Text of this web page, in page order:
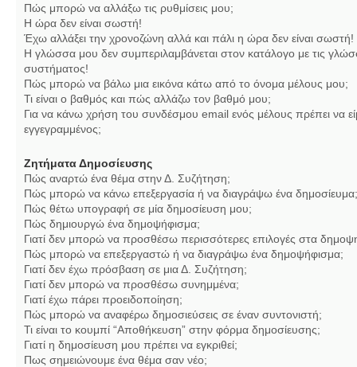
Πώς μπορώ να αλλάξω τις ρυθμίσεις μου;
Η ώρα δεν είναι σωστή!
Έχω αλλάξει την χρονοζώνη αλλά και πάλι η ώρα δεν είναι σωστή!
Η γλώσσα μου δεν συμπεριλαμβάνεται στον κατάλογο με τις
συστήματος!
Πώς μπορώ να βάλω μια εικόνα κάτω από το όνομα μέλους μου;
Τι είναι ο βαθμός και πώς αλλάζω τον βαθμό μου;
Για να κάνω χρήση του συνδέσμου email ενός μέλους πρέπει να
εγγεγραμμένος;
Ζητήματα Δημοσίευσης
Πώς αναρτώ ένα θέμα στην Δ. Συζήτηση;
Πώς μπορώ να κάνω επεξεργασία ή να διαγράψω ένα δημοσίευμα;
Πώς θέτω υπογραφή σε μία δημοσίευση μου;
Πώς δημιουργώ ένα δημοψήφισμα;
Γιατί δεν μπορώ να προσθέσω περισσότερες επιλογές στα
Πώς μπορώ να επεξεργαστώ ή να διαγράψω ένα δημοψήφισμα;
Γιατί δεν έχω πρόσβαση σε μια Δ. Συζήτηση;
Γιατί δεν μπορώ να προσθέσω συνημμένα;
Γιατί έχω πάρει προειδοποίηση;
Πώς μπορώ να αναφέρω δημοσιεύσεις σε έναν συντονιστή;
Τι είναι το κουμπί “Αποθήκευση” στην φόρμα δημοσίευσης;
Γιατί η δημοσίευση μου πρέπει να εγκριθεί;
Πως σημειώνουμε ένα θέμα σαν νέο;